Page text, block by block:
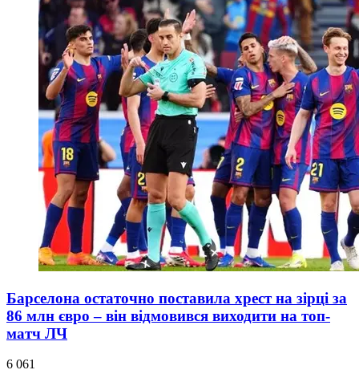
Барселона остаточно поставила хрест на зірці за
86 млн євро – він відмовився виходити на топ-
матч ЛЧ
6 061